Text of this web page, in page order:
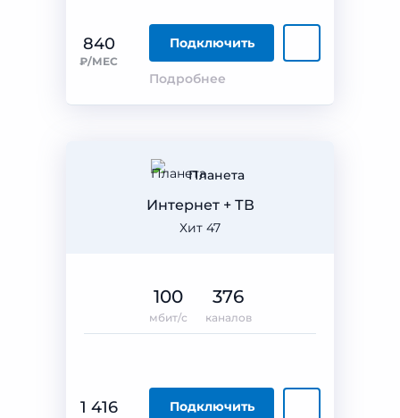
840
₽/МЕС
Подключить
Подробнее
Планета
Хит 47
Интернет + ТВ
1 416 Подключить
100
мбит/с
376
каналов